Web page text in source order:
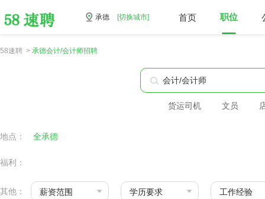
承德 [切换城市] 首页 职位
58速聘 > 承德会计/会计师招聘
货运司机 文员
地点： 全承德
福利：
其他： 薪资范围 学历要求 工作经验